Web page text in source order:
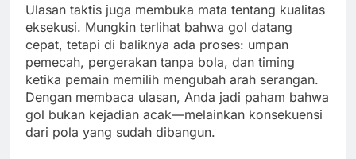
Ulasan taktis juga membuka mata tentang kualitas
eksekusi. Mungkin terlihat bahwa gol datang
cepat, tetapi di baliknya ada proses: umpan
pemecah, pergerakan tanpa bola, dan timing
ketika pemain memilih mengubah arah serangan.
Dengan membaca ulasan, Anda jadi paham bahwa
gol bukan kejadian acak—melainkan konsekuensi
dari pola yang sudah dibangun.